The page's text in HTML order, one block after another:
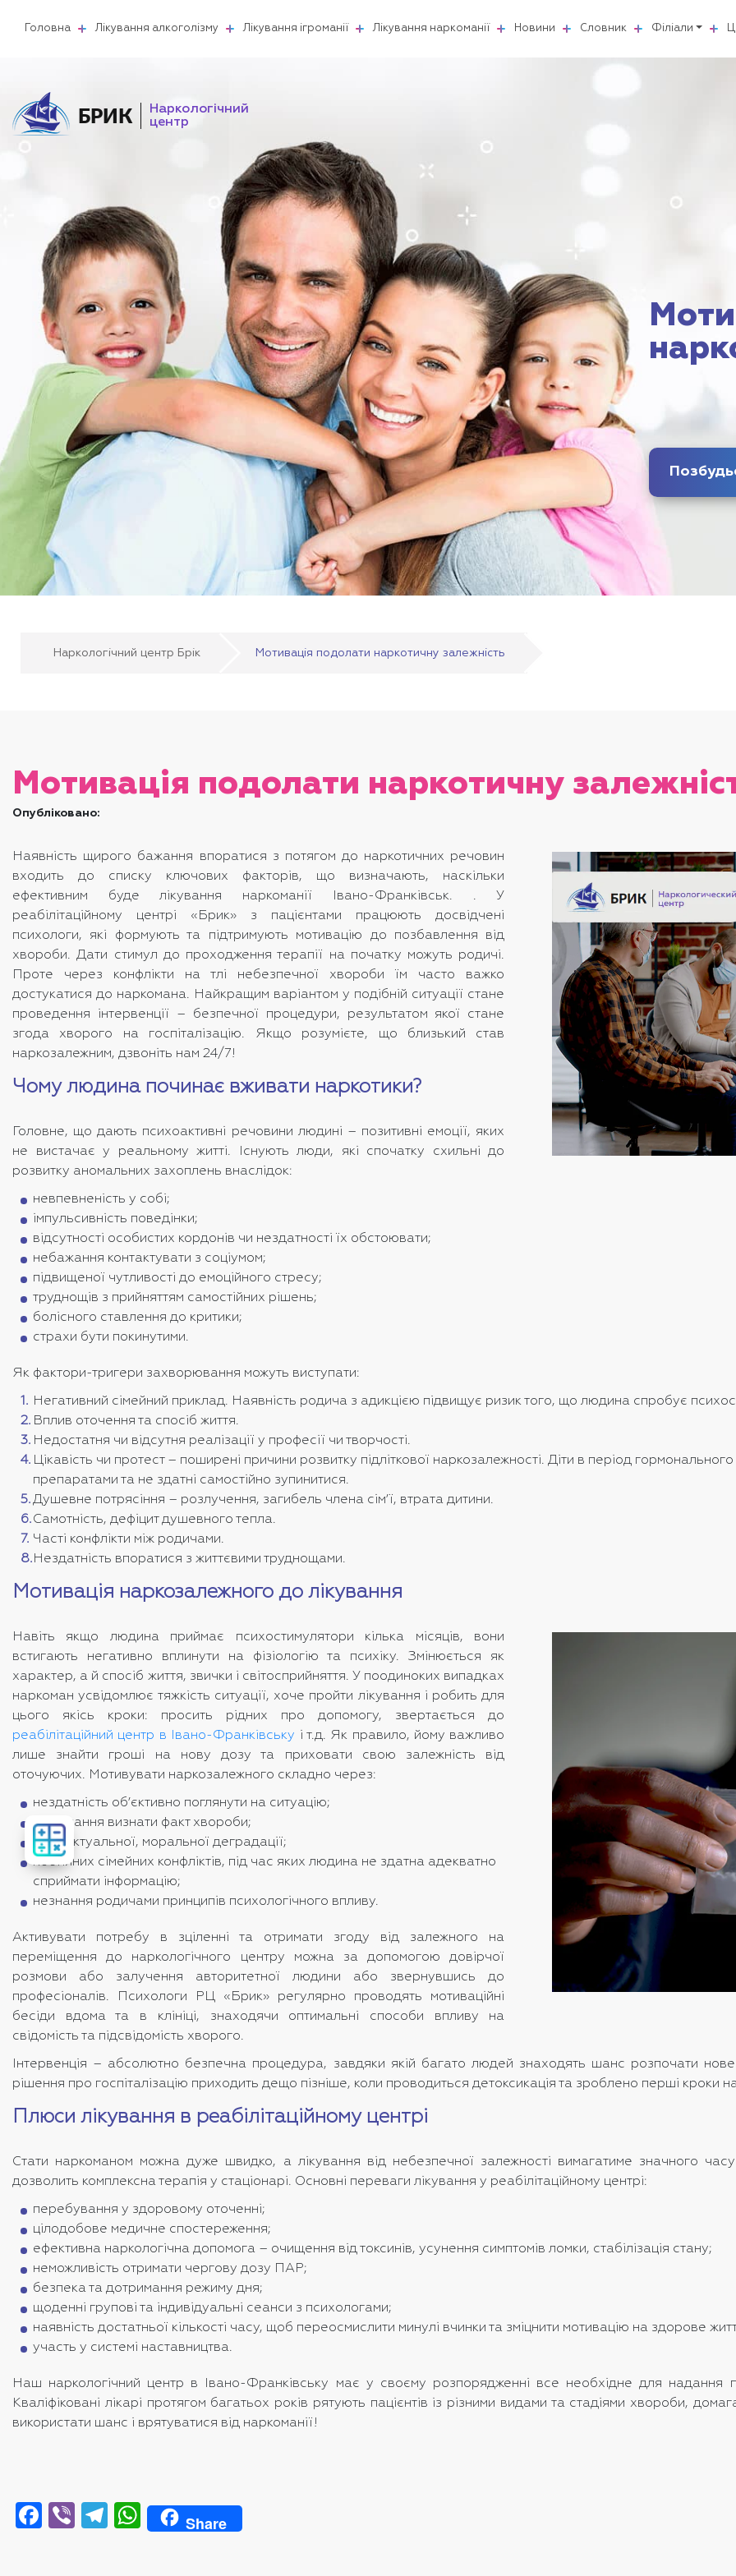
Головна Лікування алкоголізму Лікування ігроманії Лікування наркоманії Новини Словник Філіали
БРИК
Наркологічний
центр
Наркологічний центр Брік Мотивація подолати наркотичну залежність
Мотивація подолати наркотичну
Опубліковано:
Наявність щирого бажання впоратися з потягом до наркотичних речовин
входить до списку ключових факторів, що визначають, наскільки
ефективним буде лікування наркоманії Івано-Франківськ. . У
реабілітаційному центрі «Брик» з пацієнтами працюють досвідчені
психологи, які формують та підтримують мотивацію до позбавлення від
хвороби. Дати стимул до проходження терапії на початку можуть родичі.
Проте через конфлікти на тлі небезпечної хвороби їм часто важко
достукатися до наркомана. Найкращим варіантом у подібній ситуації стане
проведення інтервенції – безпечної процедури, результатом якої стане
згода хворого на госпіталізацію. Якщо розумієте, що близький став
наркозалежним, дзвоніть нам 24/7!
Чому людина починає вживати наркотики?
Головне, що дають психоактивні речовини людині – позитивні емоції, яких
не вистачає у реальному житті. Існують люди, які спочатку схильні до
розвитку аномальних захоплень внаслідок:
невпевненість у собі;
імпульсивність поведінки;
відсутності особистих кордонів чи нездатності їх обстоювати;
небажання контактувати з соціумом;
підвищеної чутливості до емоційного стресу;
труднощів з прийняттям самостійних рішень;
болісного ставлення до критики;
страхи бути покинутими.
Як фактори-тригери захворювання можуть виступати:
Негативний сімейний приклад. Наявність родича з адикцією підвищує ризик того, що людина спробує
Вплив оточення та спосіб життя.
Недостатня чи відсутня реалізації у професії чи творчості.
Цікавість чи протест – поширені причини розвитку підліткової наркозалежності. Діти в період
препаратами та не здатні самостійно зупинитися.
Душевне потрясіння – розлучення, загибель члена сім’ї, втрата дитини.
Самотність, дефіцит душевного тепла.
Часті конфлікти між родичами.
Нездатність впоратися з життєвими труднощами.
Мотивація наркозалежного до лікування
Навіть якщо людина приймає психостимулятори кілька місяців, вони
встигають негативно вплинути на фізіологію та психіку. Змінюється як
характер, а й спосіб життя, звички і світосприйняття. У поодиноких випадках
наркоман усвідомлює тяжкість ситуації, хоче пройти лікування і робить для
цього якісь кроки: просить рідних про допомогу, звертається до
реабілітаційний центр в Івано-Франківську і т.д. Як правило, йому важливо
лише знайти гроші на нову дозу та приховати свою залежність від
оточуючих. Мотивувати наркозалежного складно через:
нездатність об’єктивно поглянути на ситуацію;
небажання визнати факт хвороби;
інтелектуальної, моральної деградації;
постійних сімейних конфліктів, під час яких людина не здатна адекватно
сприймати інформацію;
незнання родичами принципів психологічного впливу.
Активувати потребу в зціленні та отримати згоду від залежного на
переміщення до наркологічного центру можна за допомогою довірчої
розмови або залучення авторитетної людини або звернувшись до
професіоналів. Психологи РЦ «Брик» регулярно проводять мотиваційні
бесіди вдома та в клініці, знаходячи оптимальні способи впливу на
свідомість та підсвідомість хворого.
Інтервенція – абсолютно безпечна процедура, завдяки якій багато людей знаходять шанс розпочати
рішення про госпіталізацію приходить дещо пізніше, коли проводиться детоксикація та зроблено перші кроки
Плюси лікування в реабілітаційному центрі
Стати наркоманом можна дуже швидко, а лікування від небезпечної залежності вимагатиме значного
дозволить комплексна терапія у стаціонарі. Основні переваги лікування у реабілітаційному центрі:
перебування у здоровому оточенні;
цілодобове медичне спостереження;
ефективна наркологічна допомога – очищення від токсинів, усунення симптомів ломки, стабілізація стану;
неможливість отримати чергову дозу ПАР;
безпека та дотримання режиму дня;
щоденні групові та індивідуальні сеанси з психологами;
наявність достатньої кількості часу, щоб переосмислити минулі вчинки та зміцнити мотивацію на здорове
участь у системі наставництва.
Наш наркологічний центр в Івано-Франківську має у своєму розпорядженні все необхідне для надання
Кваліфіковані лікарі протягом багатьох років рятують пацієнтів із різними видами та стадіями хвороби,
використати шанс і врятуватися від наркоманії!
Facebook
ViberTelegram
WhatsApp
Share
Розрахувати
вартість
лікування